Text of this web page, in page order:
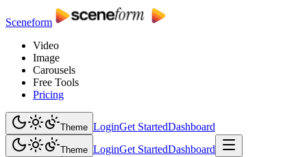
Sceneform
Video
Image
Carousels
Free Tools
Pricing
Theme LoginGet StartedDashboard
Theme LoginGet StartedDashboard